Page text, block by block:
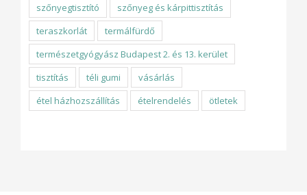
szőnyegtisztító
szőnyeg és kárpittisztítás
teraszkorlát
termálfürdő
természetgyógyász Budapest 2. és 13. kerület
tisztítás
téli gumi
vásárlás
étel házhozszállítás
ételrendelés ötletek